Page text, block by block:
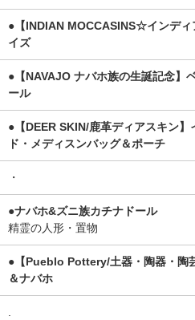
●【INDIAN MOCCASINS☆インディ
イズ
●【NAVAJO ナバホ族の生誕記念】
ール
●【DEER SKIN/鹿革ディアスキン】
ド・メディスンバッグ＆ポーチ
・
●ナバホ&ズニ族カチナドール
精霊の人形・置物
●【Pueblo Pottery/土器・陶器・陶
＆ナバホ
.